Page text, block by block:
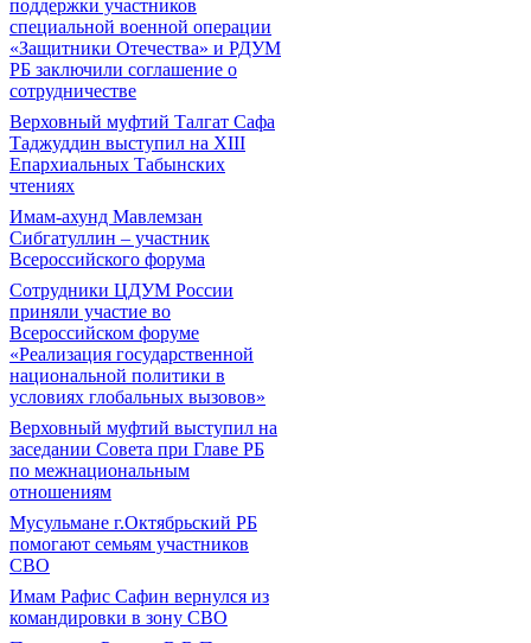
поддержки участников
специальной военной операции
«Защитники Отечества» и РДУМ
РБ заключили соглашение о
сотрудничестве
Верховный муфтий Талгат Сафа
Таджуддин выступил на ХIII
Епархиальных Табынских
чтениях
Имам-ахунд Мавлемзан
Сибгатуллин – участник
Всероссийского форума
Сотрудники ЦДУМ России
приняли участие во
Всероссийском форуме
«Реализация государственной
национальной политики в
условиях глобальных вызовов»
Верховный муфтий выступил на
заседании Совета при Главе РБ
по межнациональным
отношениям
Мусульмане г.Октябрьский РБ
помогают семьям участников
СВО
Имам Рафис Сафин вернулся из
командировки в зону СВО